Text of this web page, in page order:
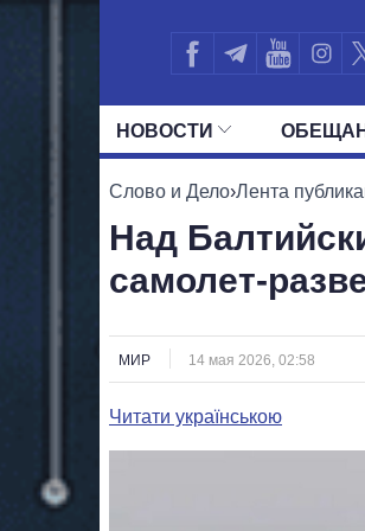
НОВОСТИ
ВСЕ
Слово и Дело›Лента
Над
самолет-
МИР 14 мая 2026, 02:58
Читати українською